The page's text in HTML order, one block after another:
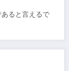
ると言えるで